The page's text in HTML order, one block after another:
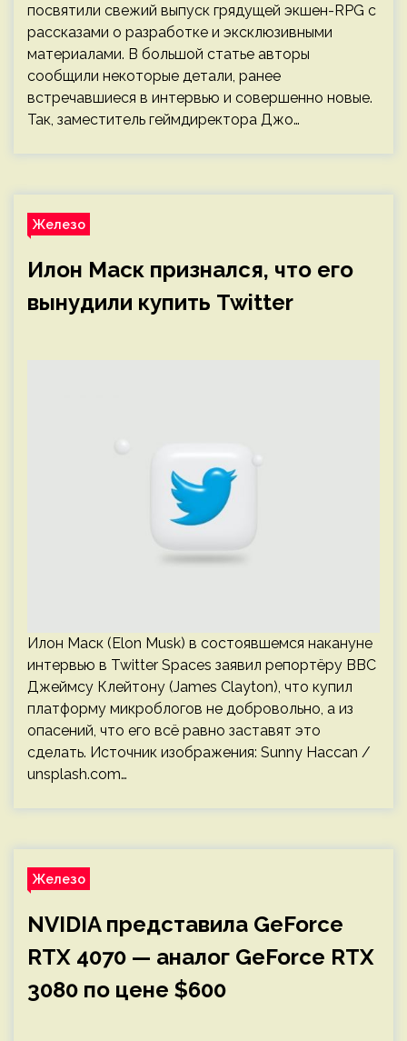
посвятили свежий выпуск грядущей экшен-RPG с
рассказами о разработке и эксклюзивными
материалами. В большой статье авторы
сообщили некоторые детали, ранее
встречавшиеся в интервью и совершенно новые.
Так, заместитель геймдиректора Джо…
Железо
Илон Маск признался, что его
вынудили купить Twitter
Илон Маск (Elon Musk) в состоявшемся накануне
интервью в Twitter Spaces заявил репортёру BBC
Джеймсу Клейтону (James Clayton), что купил
платформу микроблогов не добровольно, а из
опасений, что его всё равно заставят это
сделать. Источник изображения: Sunny Haccan /
unsplash.com…
Железо
NVIDIA представила GeForce
RTX 4070 — аналог GeForce RTX
3080 по цене $600